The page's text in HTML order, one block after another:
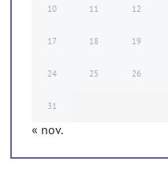
10 11 12
17 18 19
24 25 26
31
« nov.